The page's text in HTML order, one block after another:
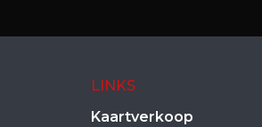
LINKS
Kaartverkoop